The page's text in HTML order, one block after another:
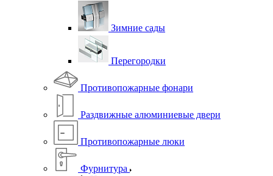
Зимние сады
Перегородки
Противопожарные фонари
Раздвижные алюминиевые двери
Противопожарные люки
Фурнитура